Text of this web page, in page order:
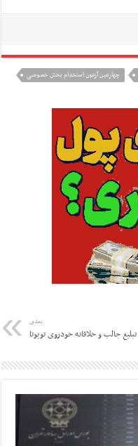
چهارمین آزمون استخدام بخش خصوصی
بعدی
تبلیغ جالب و خلاقانه خودروی تویوتا